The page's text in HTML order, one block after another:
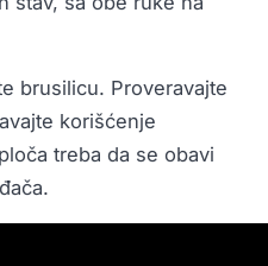
brusilicu. Proveravajte
korišćenje
treba da se obavi